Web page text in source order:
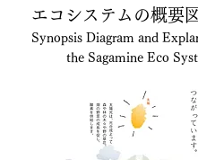
エコシステムの概要
Synopsis Diagram and
the Sagamine Eco